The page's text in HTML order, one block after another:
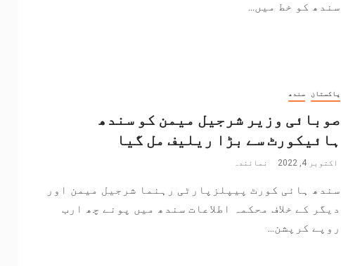
سندھ کو خط میں...
پاکستان سندھ
صوبائی وزیر شرجیل میمن کو سندھ
ہائیکورٹ سے بڑا ریلیف مل گیا
اکتوبر 4, 2022 نمائندہ
سندھ ہائی کورٹ پیپلزپارٹی رہنما شرجیل میمن اور
دیگر کے خلاف محکمہ اطلاعات سندھ میں پونے چھ ارب
روپے کرپشن...